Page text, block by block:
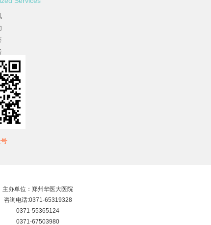
主办单位：郑州华医大医院
咨询电话:0371-65319328
0371-55365124
0371-67503980